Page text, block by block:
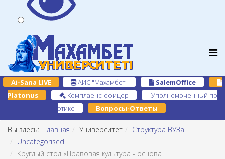
Ai-Sana LIVE АИС "Махамбет"
SalemOffice
Platonus
Комплаенс-офицер
Уполномоченный по
этике
Вопросы-Ответы
Вы здесь: Главная Университет
Структура ВУЗа
Uncategorised
Круглый стол «Правовая культура - основа